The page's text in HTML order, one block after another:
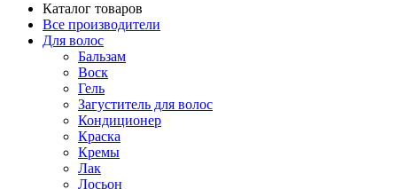
Каталог товаров
Все производители
Для волос
Бальзам
Воск
Гель
Загуститель для волос
Кондиционер
Краска
Кремы
Лак
Лосьон